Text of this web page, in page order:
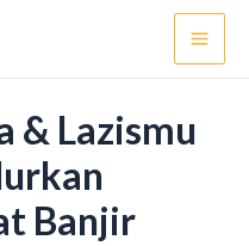
& Lazismu
Banjir